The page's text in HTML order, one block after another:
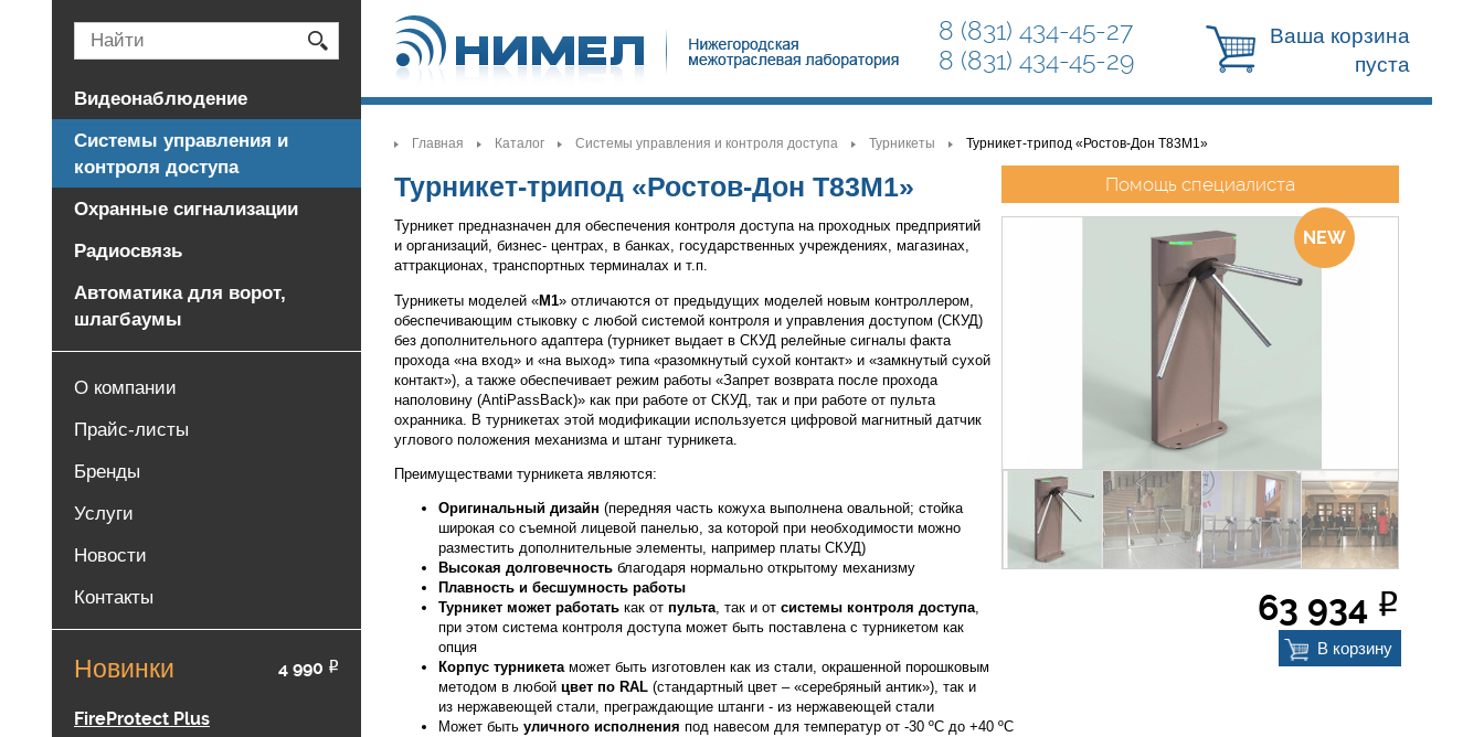
8 (831) 434-45-27
8 (831) 434-45-29
Ваша корзина
пуста
Главная Каталог Системы управления и контроля доступа Турникеты Турникет-трипод «Ростов-Дон Т83М1»
Турникет-трипод «Ростов-Дон Т83М1» Помощь специалиста
new
63 934 Р
В корзину
Турникет предназначен для обеспечения контроля доступа на проходных предприятий
и организаций, бизнес- центрах, в банках, государственных учреждениях, магазинах,
аттракционах, транспортных терминалах и т.п.
Турникеты моделей «М1» отличаются от предыдущих моделей новым контроллером,
обеспечивающим стыковку с любой системой контроля и управления доступом (СКУД)
без дополнительного адаптера (турникет выдает в СКУД релейные сигналы факта
прохода «на вход» и «на выход» типа «разомкнутый сухой контакт» и «замкнутый сухой
контакт»), а также обеспечивает режим работы «Запрет возврата после прохода
наполовину (AntiPassBack)» как при работе от СКУД, так и при работе от пульта
охранника. В турникетах этой модификации используется цифровой магнитный датчик
углового положения механизма и штанг турникета.
Преимуществами турникета являются:
Оригинальный дизайн (передняя часть кожуха выполнена овальной; стойка
широкая со съемной лицевой панелью, за которой при необходимости можно
разместить дополнительные элементы, например платы СКУД)
Высокая долговечность благодаря нормально открытому механизму
Плавность и бесшумность работы
Турникет может работать как от пульта, так и от системы контроля доступа,
при этом система контроля доступа может быть поставлена с турникетом как
опция
Корпус турникетаможет быть изготовлен как из стали, окрашенной порошковым
методом в любой цвет по RAL (стандартный цвет – «серебряный антик»), так и
из нержавеющей стали, преграждающие штанги - из нержавеющей стали
Может быть уличного исполнения под навесом для температур от -30 ºС до +40 ºС
Видеонаблюдение
Системы управления и
контроля доступа
Охранные сигнализации
Радиосвязь
Автоматика для ворот,
шлагбаумы
О компании
Прайс-листы
Бренды
Услуги
Новости
Контакты
Новинки
FireProtect Plus
4 990 Р